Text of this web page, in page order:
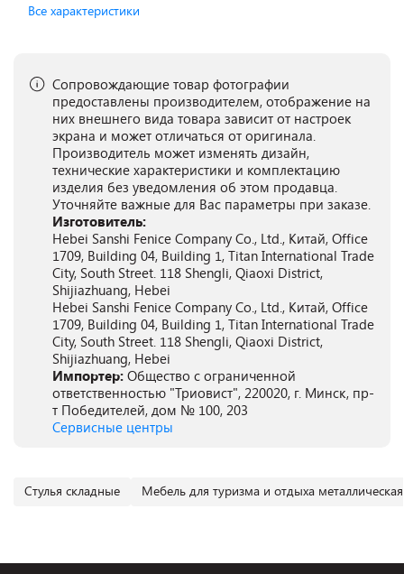
Все характеристики
Сопровождающие товар фотографии
предоставлены производителем, отображение на
них внешнего вида товара зависит от настроек
экрана и может отличаться от оригинала.
Производитель может изменять дизайн,
технические характеристики и комплектацию
изделия без уведомления об этом продавца.
Уточняйте важные для Вас параметры при заказе.
Изготовитель:
Hebei Sanshi Fenice Company Co., Ltd., Китай, Office
1709, Building 04, Building 1, Titan International Trade
City, South Street. 118 Shengli, Qiaoxi District,
Shijiazhuang, Hebei
Hebei Sanshi Fenice Company Co., Ltd., Китай, Office
1709, Building 04, Building 1, Titan International Trade
City, South Street. 118 Shengli, Qiaoxi District,
Shijiazhuang, Hebei
Импортер: Общество с ограниченной
ответственностью "Триовист", 220020, г. Минск, пр-
т Победителей, дом № 100, 203
Сервисные центры
Cтулья складные Мебель для туризма и отдыха металлическая